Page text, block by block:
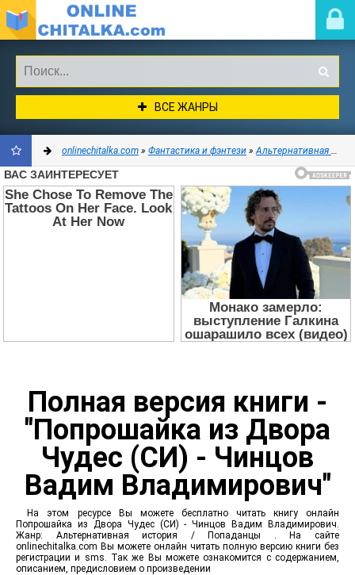
ВСЕ ЖАНРЫ
ДОБАВИТЬ
В
onlinechitalka.com » Фантастика и фэнтези »Альтернативная история
Полная версия книги -
"Попрошайка из Двора
Чудес (СИ) - Чинцов
Вадим Владимирович"
На этом ресурсе Вы можете бесплатно читать книгу онлайн
Попрошайка из Двора Чудес (СИ) - Чинцов Вадим Владимирович.
Жанр: Альтернативная история / Попаданцы . На сайте
onlinechitalka.com Вы можете онлайн читать полную версию книги без
регистрации и sms. Так же Вы можете ознакомится с содержанием,
описанием, предисловием о произведении